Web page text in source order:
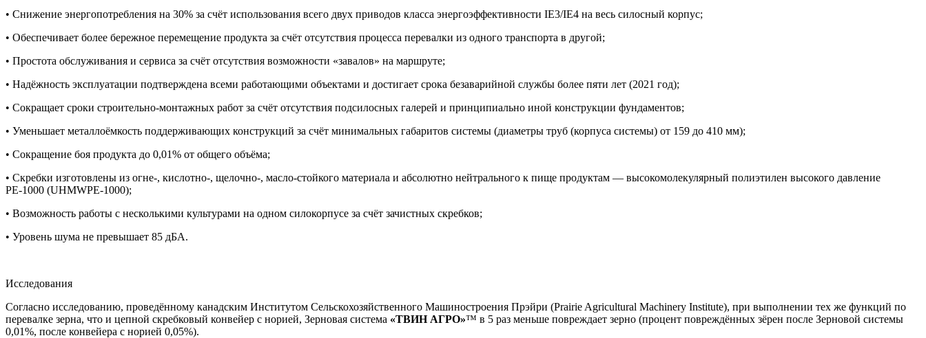
• Снижение энергопотребления на 30% за счёт использования всего двух приводов класса энергоэффективности IE3/IE4 на весь силосный корпус;
• Обеспечивает более бережное перемещение продукта за счёт отсутствия процесса перевалки из одного транспорта в другой;
• Простота обслуживания и сервиса за счёт отсутствия возможности «завалов» на маршруте;
• Надёжность эксплуатации подтверждена всеми работающими объектами и достигает срока безаварийной службы более пяти лет (2021 год);
• Сокращает сроки строительно-монтажных работ за счёт отсутствия подсилосных галерей и принципиально иной конструкции фундаментов;
• Уменьшает металлоёмкость поддерживающих конструкций за счёт минимальных габаритов системы (диаметры труб (корпуса системы) от 159 до 410 мм);
• Сокращение боя продукта до 0,01% от общего объёма;
• Скребки изготовлены из огне-, кислотно-, щелочно-, масло-стойкого материала и абсолютно нейтрального к пище продуктам — высокомолекулярный полиэтилен высокого давление
РЕ-1000 (UHMWPE-1000);
• Возможность работы с несколькими культурами на одном силокорпусе за счёт зачистных скребков;
• Уровень шума не превышает 85 дБА.
Исследования
Согласно исследованию, проведённому канадским Институтом Сельскохозяйственного Машиностроения Прэйри (Prairie Agricultural Machinery Institute), при выполнении тех же функций по
перевалке зерна, что и цепной скребковый конвейер с норией, Зерновая система «ТВИН АГРО»™ в 5 раз меньше повреждает зерно (процент повреждённых зёрен после Зерновой системы
0,01%, после конвейера с норией 0,05%).